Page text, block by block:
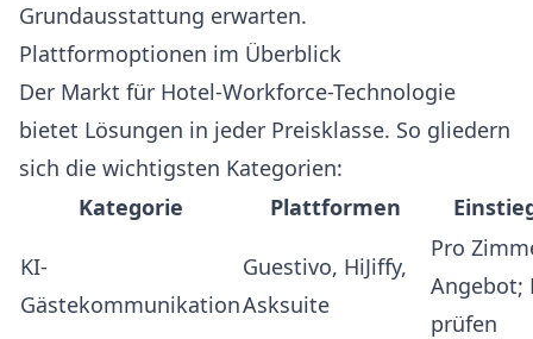
Grundausstattung erwarten.
Plattformoptionen im Überblick
Der Markt für Hotel-Workforce-Technologie
bietet Lösungen in jeder Preisklasse. So gliedern
sich die wichtigsten Kategorien:
Kategorie
Plattformen
KI-
Gästekommunikation
Guestivo, HiJiffy,
Asksuite
Pro
Angebot;
prüfen